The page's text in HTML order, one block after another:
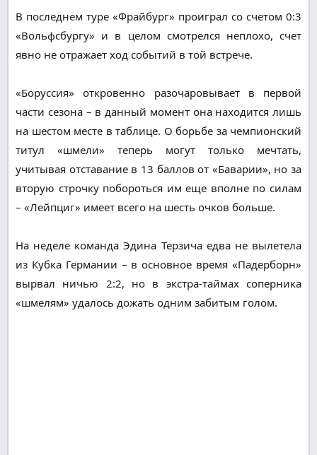
В последнем туре «Фрайбург» проиграл со счетом 0:3
«Вольфсбургу» и в целом смотрелся неплохо, счет
явно не отражает ход событий в той встрече.
«Боруссия» откровенно разочаровывает в первой
части сезона – в данный момент она находится лишь
на шестом месте в таблице. О борьбе за чемпионский
титул «шмели» теперь могут только мечтать,
учитывая отставание в 13 баллов от «Баварии», но за
вторую строчку побороться им еще вполне по силам
– «Лейпциг» имеет всего на шесть очков больше.
На неделе команда Эдина Терзича едва не вылетела
из Кубка Германии – в основное время «Падерборн»
вырвал ничью 2:2, но в экстра-таймах соперника
«шмелям» удалось дожать одним забитым голом.